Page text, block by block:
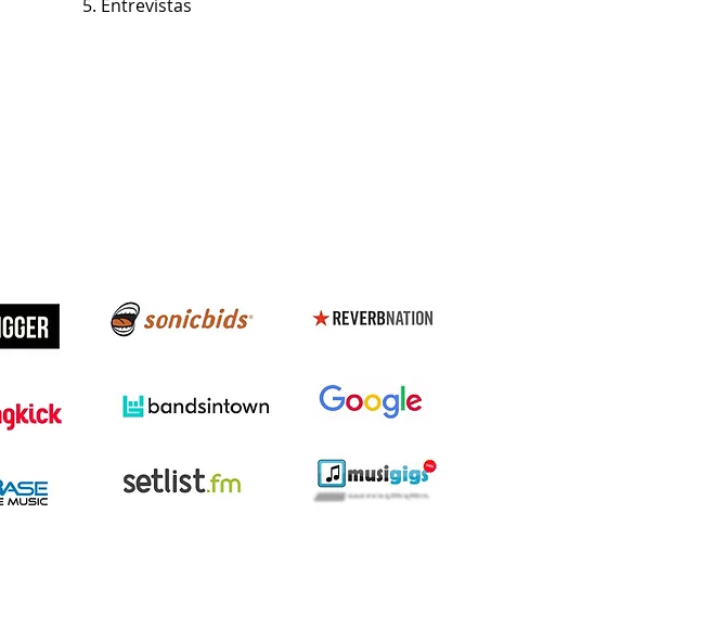
Entrevistas